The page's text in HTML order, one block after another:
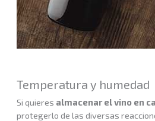
Temperatura y humedad
Si quieres almacenar el vino en
protegerlo de las diversas